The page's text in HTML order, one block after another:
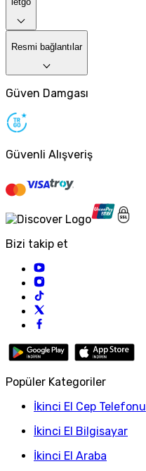
Resmi bağlantılar
Güven Damgası
Güvenli Alışveriş
Bizi takip et
Popüler Kategoriler
İkinci El Cep Telefonu
İkinci El Bilgisayar
İkinci El Araba